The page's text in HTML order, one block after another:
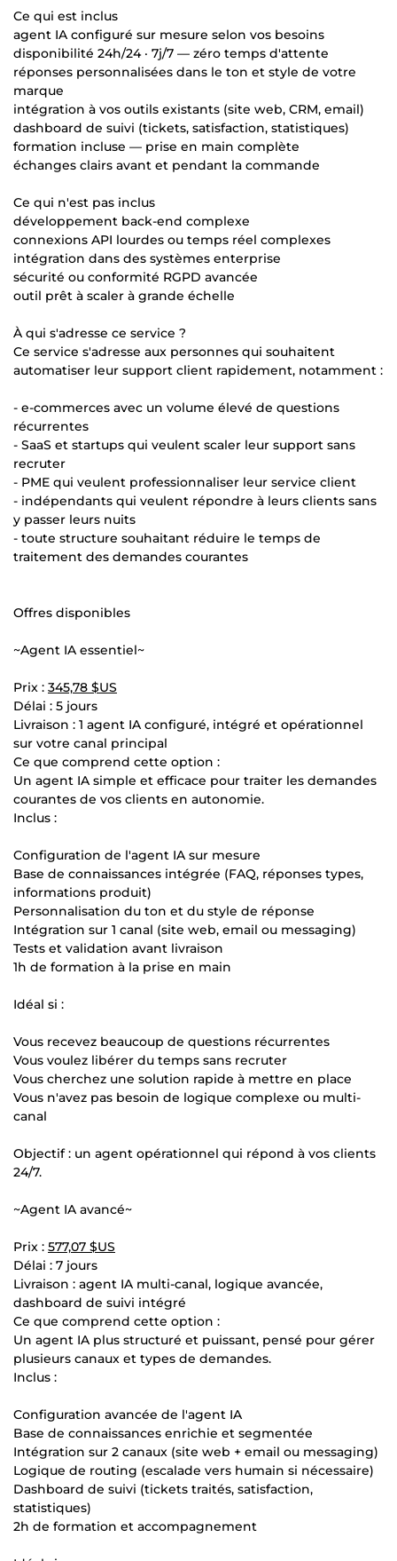
Ce qui est inclus
agent IA configuré sur mesure selon vos besoins
disponibilité 24h/24 · 7j/7 — zéro temps d'attente
réponses personnalisées dans le ton et style de votre
marque
intégration à vos outils existants (site web, CRM, email)
dashboard de suivi (tickets, satisfaction, statistiques)
formation incluse — prise en main complète
échanges clairs avant et pendant la commande
Ce qui n'est pas inclus
développement back-end complexe
connexions API lourdes ou temps réel complexes
intégration dans des systèmes enterprise
sécurité ou conformité RGPD avancée
outil prêt à scaler à grande échelle
À qui s'adresse ce service ?
Ce service s'adresse aux personnes qui souhaitent
automatiser leur support client rapidement, notamment :
- e-commerces avec un volume élevé de questions
récurrentes
- SaaS et startups qui veulent scaler leur support sans
recruter
- PME qui veulent professionnaliser leur service client
- indépendants qui veulent répondre à leurs clients sans
y passer leurs nuits
- toute structure souhaitant réduire le temps de
traitement des demandes courantes
Offres disponibles
~Agent IA essentiel~
Prix : 345,78 $US
Délai : 5 jours
Livraison : 1 agent IA configuré, intégré et opérationnel
sur votre canal principal
Ce que comprend cette option :
Un agent IA simple et efficace pour traiter les demandes
courantes de vos clients en autonomie.
Inclus :
Configuration de l'agent IA sur mesure
Base de connaissances intégrée (FAQ, réponses types,
informations produit)
Personnalisation du ton et du style de réponse
Intégration sur 1 canal (site web, email ou messaging)
Tests et validation avant livraison
1h de formation à la prise en main
Idéal si :
Vous recevez beaucoup de questions récurrentes
Vous voulez libérer du temps sans recruter
Vous cherchez une solution rapide à mettre en place
Vous n'avez pas besoin de logique complexe ou multi-
canal
Objectif : un agent opérationnel qui répond à vos clients
24/7.
~Agent IA avancé~
Prix : 577,07 $US
Délai : 7 jours
Livraison : agent IA multi-canal, logique avancée,
dashboard de suivi intégré
Ce que comprend cette option :
Un agent IA plus structuré et puissant, pensé pour gérer
plusieurs canaux et types de demandes.
Inclus :
Configuration avancée de l'agent IA
Base de connaissances enrichie et segmentée
Intégration sur 2 canaux (site web + email ou messaging)
Logique de routing (escalade vers humain si nécessaire)
Dashboard de suivi (tickets traités, satisfaction,
statistiques)
2h de formation et accompagnement